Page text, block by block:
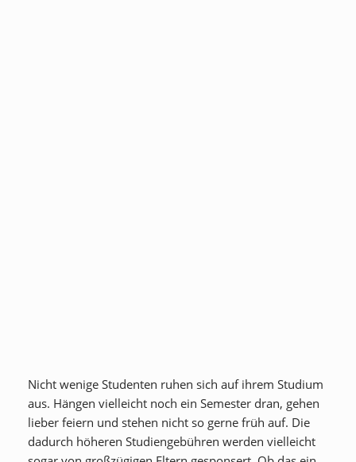
Nicht wenige Studenten ruhen sich auf ihrem Studium
aus. Hängen vielleicht noch ein Semester dran, gehen
lieber feiern und stehen nicht so gerne früh auf. Die
dadurch höheren Studiengebühren werden vielleicht